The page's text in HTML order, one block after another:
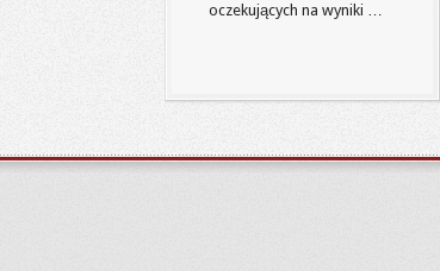
oczekujących na wyniki …